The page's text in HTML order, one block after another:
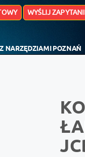
NARZĘDZIAMI POZNAŃ
WYŚLIJ